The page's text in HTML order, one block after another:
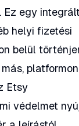
Ez egy
helyi fizetési
belül
platformon
Etsy
védelmet